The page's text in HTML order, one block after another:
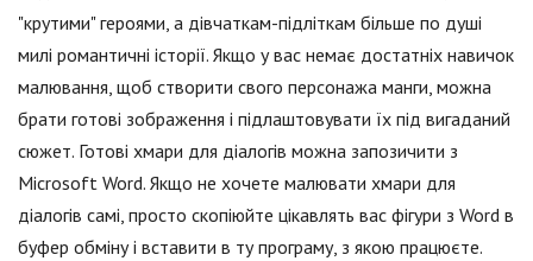
"крутими" героями, а дівчаткам-підліткам більше по душі
милі романтичні історії. Якщо у вас немає достатніх навичок
малювання, щоб створити свого персонажа манги, можна
брати готові зображення і підлаштовувати їх під вигаданий
сюжет. Готові хмари для діалогів можна запозичити з
Microsoft Word. Якщо не хочете малювати хмари для
діалогів самі, просто скопіюйте цікавлять вас фігури з Word в
буфер обміну і вставити в ту програму, з якою працюєте.